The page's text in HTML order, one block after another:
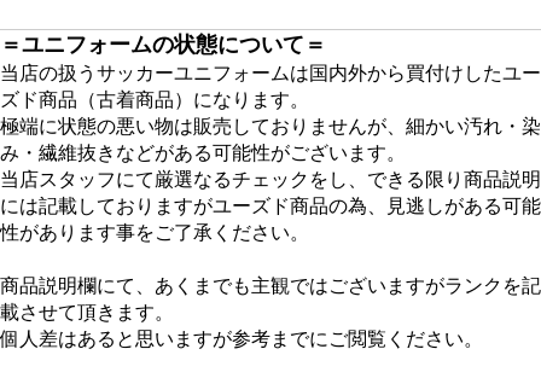
＝ユニフォームの状態について＝
当店の扱うサッカーユニフォームは国内外から買付けしたユー
ズド商品（古着商品）になります。
極端に状態の悪い物は販売しておりませんが、細かい汚れ・染
み・繊維抜きなどがある可能性がございます。
当店スタッフにて厳選なるチェックをし、できる限り商品説明
には記載しておりますがユーズド商品の為、見逃しがある可能
性があります事をご了承ください。
商品説明欄にて、あくまでも主観ではございますがランクを記
載させて頂きます。
個人差はあると思いますが参考までにご閲覧ください。